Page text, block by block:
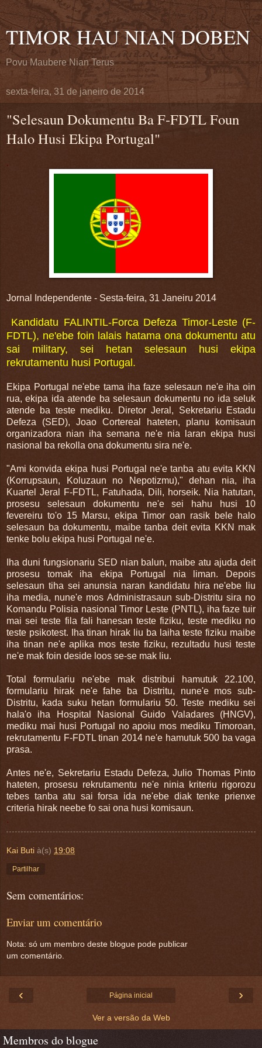
TIMOR HAU NIAN DOBEN
Povu Maubere Nian Terus
sexta-feira, 31 de janeiro de 2014
"Selesaun Dokumentu Ba F-FDTL Foun
Halo Husi Ekipa Portugal"
.
Jornal Independente - Sesta-feira, 31 Janeiru 2014
Kandidatu FALINTIL-Forca Defeza Timor-Leste (F-
FDTL), ne'ebe foin lalais hatama ona dokumentu atu
sai military, sei hetan selesaun husi ekipa
rekrutamentu husi Portugal.
Ekipa Portugal ne'ebe tama iha faze selesaun ne'e iha oin
rua, ekipa ida atende ba selesaun dokumentu no ida seluk
atende ba teste mediku. Diretor Jeral, Sekretariu Estadu
Defeza (SED), Joao Cortereal hateten, planu komisaun
organizadora nian iha semana ne'e nia laran ekipa husi
nasional ba rekolla ona dokumentu sira ne'e.
"Ami konvida ekipa husi Portugal ne'e tanba atu evita KKN
(Korrupsaun, Koluzaun no Nepotizmu)," dehan nia, iha
Kuartel Jeral F-FDTL, Fatuhada, Dili, horseik. Nia hatutan,
prosesu selesaun dokumentu ne'e sei hahu husi 10
fevereiru to'o 15 Marsu, ekipa Timor oan rasik bele halo
selesaun ba dokumentu, maibe tanba deit evita KKN mak
tenke bolu ekipa husi Portugal ne'e.
Iha duni fungsionariu SED nian balun, maibe atu ajuda deit
prosesu tomak iha ekipa Portugal nia liman. Depois
selesaun tiha sei anunsia naran kandidatu hira ne'ebe liu
iha media, nune'e mos Administrasaun sub-Distritu sira no
Komandu Polisia nasional Timor Leste (PNTL), iha faze tuir
mai sei teste fila fali hanesan teste fiziku, teste mediku no
teste psikotest. Iha tinan hirak liu ba laiha teste fiziku maibe
iha tinan ne'e aplika mos teste fiziku, rezultadu husi teste
ne'e mak foin deside loos se-se mak liu.
Total formulariu ne'ebe mak distribui hamutuk 22.100,
formulariu hirak ne'e fahe ba Distritu, nune'e mos sub-
Distritu, kada suku hetan formulariu 50. Teste mediku sei
hala'o iha Hospital Nasional Guido Valadares (HNGV),
mediku mai husi Portugal no apoiu mos mediku Timoroan,
rekrutamentu F-FDTL tinan 2014 ne'e hamutuk 500 ba vaga
prasa.
Antes ne'e, Sekretariu Estadu Defeza, Julio Thomas Pinto
hateten, prosesu rekrutamentu ne'e ninia kriteriu rigorozu
tebes tanba atu sai forsa ida ne'ebe diak tenke prienxe
criteria hirak neebe fo sai ona husi komisaun.
.
Kai Buti à(s) 19:08
Partilhar
Sem comentários:
Enviar um comentário
Nota: só um membro deste blogue pode publicar
um comentário.
‹ ›
Página inicial
Ver a versão da Web
Membros do blogue